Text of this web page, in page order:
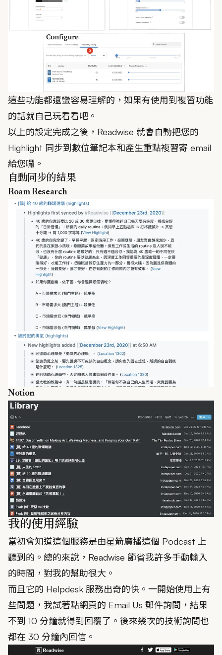
這些功能都還蠻容易理解的，如果有使用到複習功能
的話就自己玩看看吧。
以上的設定完成之後，Readwise 就會自動把您的
Highlight 同步到數位筆記本和產生重點複習寄 email
給您囉。
自動同步的結果
Roam Research
Notion
我的使用經驗
當初會知道這個服務是由星箭廣播這個 Podcast 上
聽到的。總的來說，Readwise 節省我許多手動輸入
的時間，對我的幫助很大。
而且它的 Helpdesk 服務出奇的快。一開始使用上有
些問題，我試著點網頁的 Email Us 郵件詢問，結果
不到 10 分鐘就得到回覆了。後來幾次的技術詢問也
都在 30 分鐘內回信。